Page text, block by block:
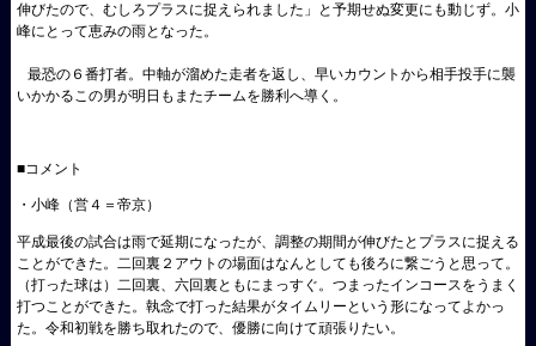
伸びたので、むしろプラスに捉えられました」と予期せぬ変更にも動じず。小
峰にとって恵みの雨となった。
最恐の６番打者。中軸が溜めた走者を返し、早いカウントから相手投手に襲
いかかるこの男が明日もまたチームを勝利へ導く。
■コメント
・小峰（営４＝帝京）
平成最後の試合は雨で延期になったが、調整の期間が伸びたとプラスに捉える
ことができた。二回裏２アウトの場面はなんとしても後ろに繋ごうと思って。
（打った球は）二回裏、六回裏ともにまっすぐ。つまったインコースをうまく
打つことができた。執念で打った結果がタイムリーという形になってよかっ
た。令和初戦を勝ち取れたので、優勝に向けて頑張りたい。